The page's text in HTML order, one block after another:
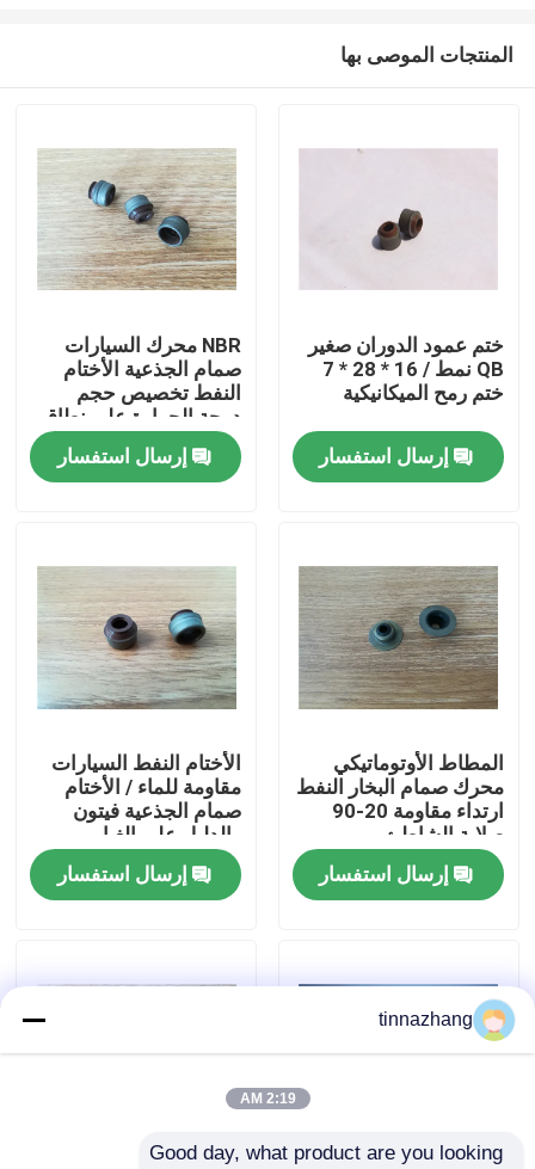
الصفحة الرئيسية
معلومات عنا
جولة في المعمل
مراقبة الجودة
اتصل بنا
مطّاط زيت ختم صوف
شاحنة الأختام النفط
المنتجات الموصى بها
ختم عمود الدوران صغير
QB نمط / 16 * 28 * 7
ختم رمح الميكانيكية
إرسال استفسار
NBR محرك السيارات
صمام الجذعية الأختام
النفط تخصيص حجم
درجة الحرارة على نطاق
واسع
إرسال استفسار
المطاط الأوتوماتيكي
محرك صمام البخار النفط
ارتداء مقاومة 20-90
صلابة الشاطئ
إرسال استفسار
الأختام النفط السيارات
مقاومة للماء / الأختام
صمام الجذعية فيتون
والدليل على الغبار
إرسال استفسار
tinnazhang
2:19 AM
Good day, what product are you looking